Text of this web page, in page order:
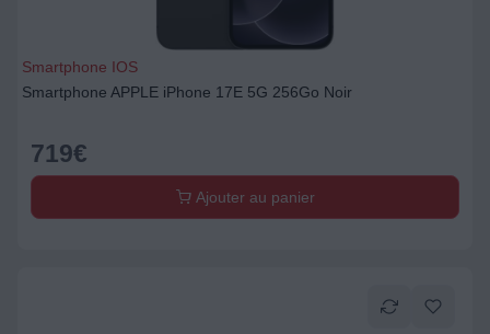
Smartphone IOS
Smartphone APPLE iPhone 17E 5G 256Go Noir
719€
Ajouter au panier